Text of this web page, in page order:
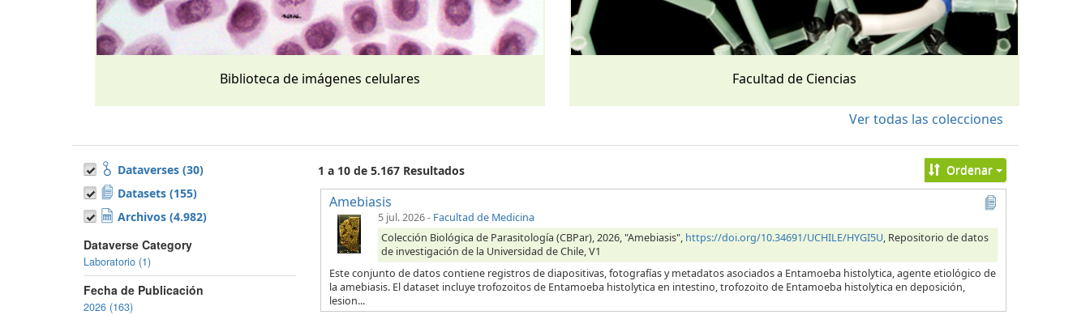
Biblioteca de imágenes celulares Facultad de Ciencias
Ver todas las colecciones
Dataverses (30)
Datasets (155)
Archivos (4.982)
Dataverse Category
Laboratorio (1)
Fecha de Publicación
2026 (163)
1 a 10 de 5.167 Resultados Ordenar
Amebiasis
5 jul. 2026- Facultad de Medicina
Colección Biológica de Parasitología (CBPar), 2026, "Amebiasis", https://doi.org/10.34691/UCHILE/HYGI5U, Repositorio de datos
de investigación de la Universidad de Chile, V1
Este conjunto de datos contiene registros de diapositivas, fotografías y metadatos asociados a Entamoeba histolytica, agente etiológico de
la amebiasis. El dataset incluye trofozoitos de Entamoeba histolytica en intestino, trofozoito de Entamoeba histolytica en deposición,
lesion...